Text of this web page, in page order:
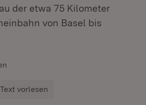
der etwa 75 Kilometer
von Basel bis
Text vorlesen